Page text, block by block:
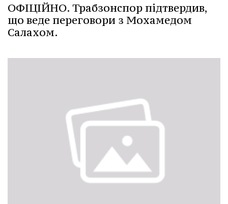
ОФІЦІЙНО. Трабзонспор підтвердив,
що веде переговори з Мохамедом
Салахом.